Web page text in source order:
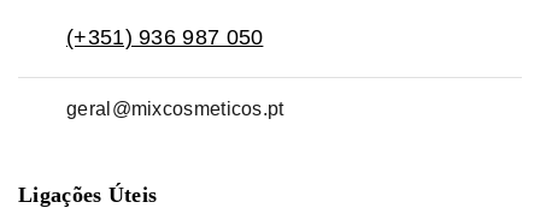
(+351) 936 987 050
geral@mixcosmeticos.pt
Ligações Úteis